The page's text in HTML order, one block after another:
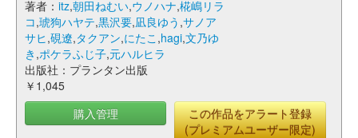
著者： itz,朝田ねむい,ウノハナ,椛嶋リラ
コ,琥狗ハヤテ,黒沢要,凪良ゆう ,サノア
サヒ,硯遼,タクアン,にたこ ,hagi,文乃ゆ
き ,ポケラふじ子,元ハルヒラ
出版社：プランタン出版
￥1,045
購入管理
この作品をアラート登録
(プレミアムユーザー限定)